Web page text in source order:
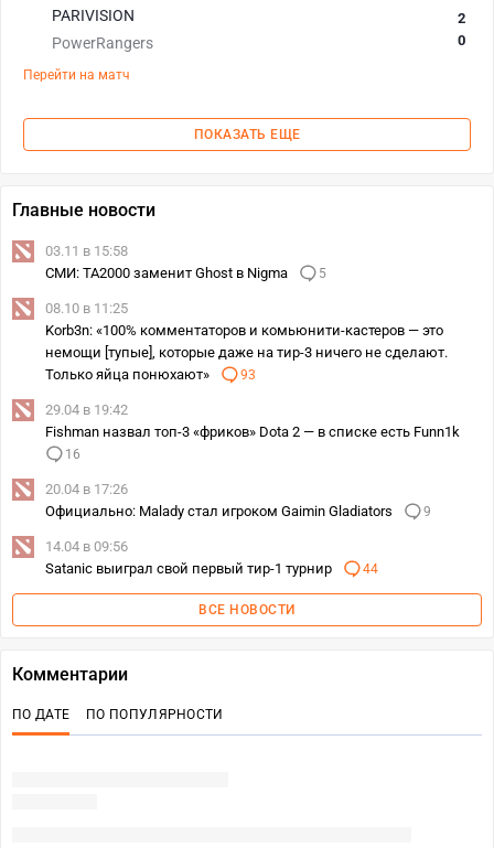
PARIVISION
PowerRangers
2
0
Перейти на матч
ПОКАЗАТЬ ЕЩЕ
Главные новости
03.11 в 15:58
СМИ: TA2000 заменит Ghost в Nigma
5
08.10 в 11:25
Korb3n: «100% комментаторов и комьюнити-кастеров — это
немощи [тупые], которые даже на тир-3 ничего не сделают.
Только яйца понюхают»
93
29.04 в 19:42
Fishman назвал топ-3 «фриков» Dota 2 — в списке есть Funn1k
16
20.04 в 17:26
Официально: Malady стал игроком Gaimin Gladiators
9
14.04 в 09:56
Satanic выиграл свой первый тир-1 турнир
44
ВСЕ НОВОСТИ
Комментарии
ПО ДАТЕ ПО ПОПУЛЯРНОСТИ